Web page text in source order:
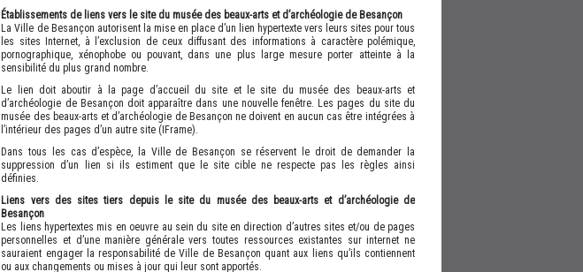
Établissements de liens vers le site du musée des beaux-arts et d’archéologie de Besançon
La Ville de Besançon autorisent la mise en place d’un lien hypertexte vers leurs sites pour tous
les sites Internet, à l’exclusion de ceux diffusant des informations à caractère polémique,
pornographique, xénophobe ou pouvant, dans une plus large mesure porter atteinte à la
sensibilité du plus grand nombre.
Le lien doit aboutir à la page d’accueil du site et le site du musée des beaux-arts et
d’archéologie de Besançon doit apparaître dans une nouvelle fenêtre. Les pages du site du
musée des beaux-arts et d’archéologie de Besançon ne doivent en aucun cas être intégrées à
l’intérieur des pages d’un autre site (IFrame).
Dans tous les cas d’espèce, la Ville de Besançon se réservent le droit de demander la
suppression d’un lien si ils estiment que le site cible ne respecte pas les règles ainsi
définies.
Liens vers des sites tiers depuis le site du musée des beaux-arts et d’archéologie de
Besançon
Les liens hypertextes mis en oeuvre au sein du site en direction d’autres sites et/ou de pages
personnelles et d’une manière générale vers toutes ressources existantes sur internet ne
sauraient engager la responsabilité de Ville de Besançon quant aux liens qu’ils contiennent
ou aux changements ou mises à jour qui leur sont apportés.